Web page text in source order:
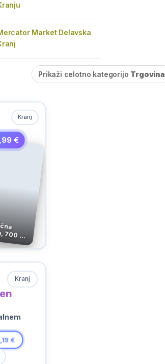
Market Delavska
Prikaži celotno kategorijo Trgovina
Kranj
€
g,
Kranj
€